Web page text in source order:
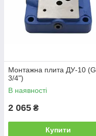
Монтажна плита ДУ-10 (G
3/4")
В наявності
2 065 ₴
Купити